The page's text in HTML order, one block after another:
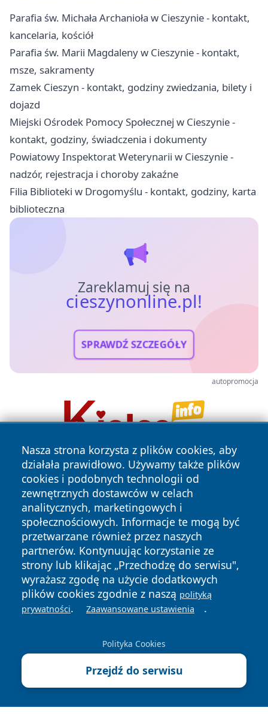
Parafia św. Michała Archanioła w Cieszynie - kontakt,
kancelaria, kościół
Parafia św. Marii Magdaleny w Cieszynie - kontakt,
msze, sakramenty
Zamek Cieszyn - kontakt, godziny zwiedzania, bilety i
dojazd
Miejski Ośrodek Pomocy Społecznej w Cieszynie -
kontakt, godziny, świadczenia i dokumenty
Powiatowy Inspektorat Weterynarii w Cieszynie -
nadzór, rejestracja i choroby zakaźne
Filia Biblioteki w Drogomyślu - kontakt, godziny, karta
biblioteczna
Zareklamuj się na
cieszynonline.pl!
SPRAWDŹ SZCZEGÓŁY
autopromocja
Nasza strona korzysta z plików cookies, aby
działała prawidłowo. Używamy także plików
cookies i podobnych technologii od
zewnętrznych dostawców w celach
analitycznych, marketingowych i
społecznościowych. Informacje te mogą być
przetwarzane również przez naszych
partnerów. Kontynuując korzystanie ze
strony lub klikając „Przechodzę do serwisu",
wyrażasz zgodę na użycie dodatkowych
plików cookies zgodnie z naszą polityką
prywatności. Zaawansowane ustawienia .
Polityka Cookies
Przejdź do serwisu
Copyright © 2026 cieszynonline.pl Wszystkie prawa
zastrzeżone.
News Autorzy
Polityka
Prywatności
Polityka
Cookies